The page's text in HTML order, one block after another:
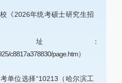
《2026年统考硕士研究生招
址：
c8817a378830/page.htm）
单位选择“10213（哈尔滨工